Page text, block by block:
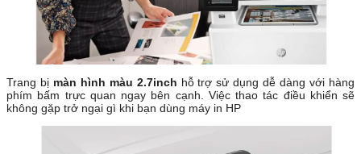
Trang bị màn hình màu 2.7inch hỗ trợ sử dụng dễ dàng với hàng
phím bấm trực quan ngay bên cạnh. Việc thao tác điều khiển sẽ
không gặp trở ngại gì khi bạn dùng máy in HP